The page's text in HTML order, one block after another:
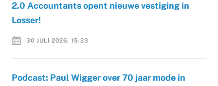
2.0 Accountants opent nieuwe vestiging in
Losser!
30 JULI 2026, 15:23
Podcast: Paul Wigger over 70 jaar mode in